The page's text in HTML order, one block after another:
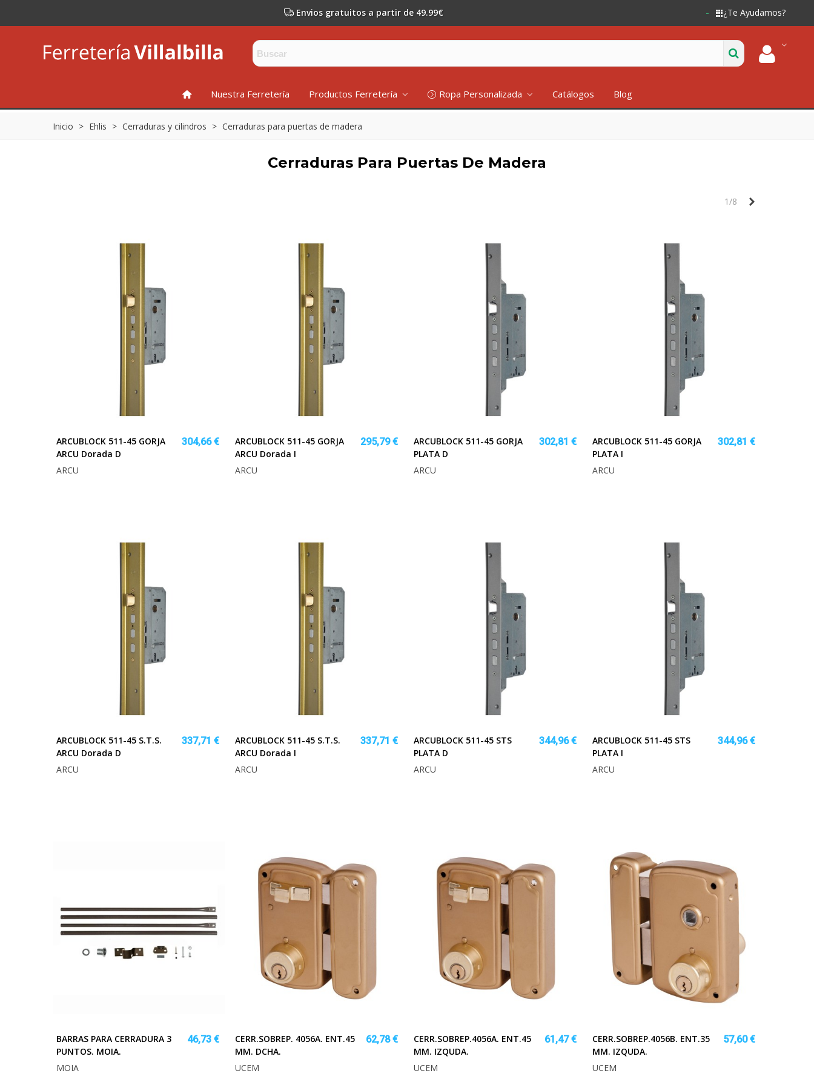
Envios gratuitos a partir de 49.99€ ¿Te Ayudamos?
INICIONuestra Ferretería Productos Ferretería Ropa Personalizada Catálogos Blog
Inicio > Ehlis > Cerraduras y cilindros > Cerraduras para puertas de madera
Cerraduras Para Puertas De Madera
1/8
ARCUBLOCK 511-45 GORJA
ARCU Dorada D
304,66 €
ARCU
ARCUBLOCK 511-45 GORJA
ARCU Dorada I
295,79 €
ARCU
ARCUBLOCK 511-45 GORJA
PLATA D
302,81 €
ARCU
ARCUBLOCK 511-45 GORJA
PLATA I
302,81 €
ARCU
ARCUBLOCK 511-45 S.T.S.
ARCU Dorada D
337,71 €
ARCU
ARCUBLOCK 511-45 S.T.S.
ARCU Dorada I
337,71 €
ARCU
ARCUBLOCK 511-45 STS
PLATA D
344,96 €
ARCU
ARCUBLOCK 511-45 STS
PLATA I
344,96 €
ARCU
BARRAS PARA CERRADURA 3
PUNTOS. MOIA.
46,73 €
MOIA
CERR.SOBREP. 4056A. ENT.45
MM. DCHA.
62,78 €
UCEM
CERR.SOBREP.4056A. ENT.45
MM. IZQUDA.
61,47 €
UCEM
CERR.SOBREP.4056B. ENT.35
MM. IZQUDA.
57,60 €
UCEM